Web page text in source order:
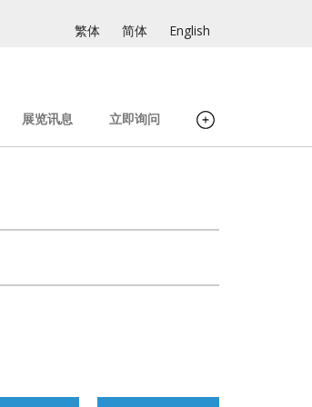
繁体 简体 English
展览讯息 立即询问